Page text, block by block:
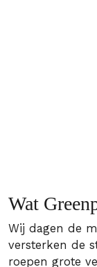
Wat
Wij dagen de
versterken de
roepen grote